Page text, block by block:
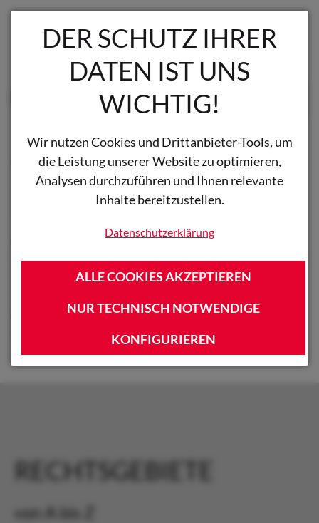
VIELEN DANK FÜR IHRE
NEWSLETTER-
ANMELDUNG
Sie haben sich erfolgreich für unseren Newsletter
jeder Newsletter enthält am Ende einen
RECHTSGEBIETE
von A bis Z
DER SCHUTZ IHRER
DATEN IST UNS
WICHTIG!
Wir nutzen Cookies und Drittanbieter-Tools, um
die Leistung unserer Website zu optimieren,
Analysen durchzuführen und Ihnen relevante
Inhalte bereitzustellen.
Datenschutzerklärung
NUR TECHNISCH NOTWENDIGE
KONFIGURIEREN
ALLE COOKIES AKZEPTIEREN